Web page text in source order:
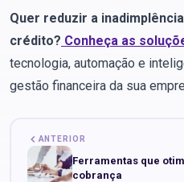
Quer reduzir a
crédito? Conheça as
tecnologia, automação e
gestão financeira da sua
ANTERIOR
Ferramentas que
cobrança